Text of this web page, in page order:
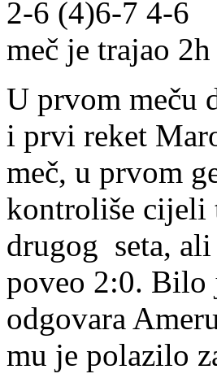
2-6 (4)6-7 4-6
meč je trajao
U prvom meču
i prvi reket
meč, u prvom
kontroliše cijeli
drugog seta,
poveo 2:0. Bilo
odgovara
mu je polazilo